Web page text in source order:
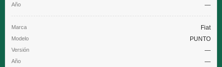
—
Fiat
PUNTO
—
—